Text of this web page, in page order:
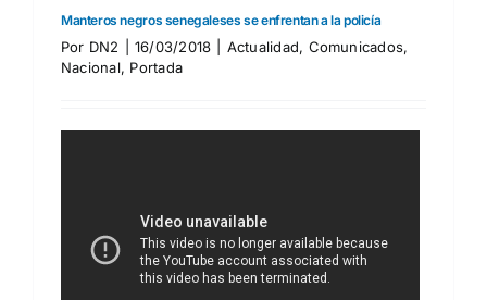
Manteros negros senegaleses se enfrentan a la policía
Por DN2 16/03/2018 Actualidad, Comunicados,
Nacional, Portada